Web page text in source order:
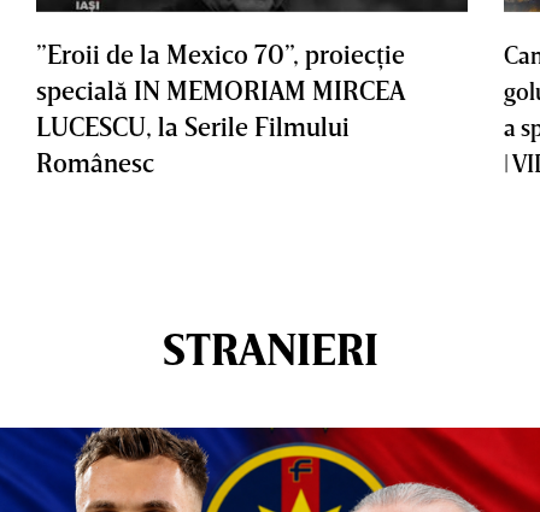
”Eroii de la Mexico 70”, proiecţie
specială IN MEMORIAM MIRCEA
LUCESCU, la Serile Filmului
Românesc
a
|
STRANIERI